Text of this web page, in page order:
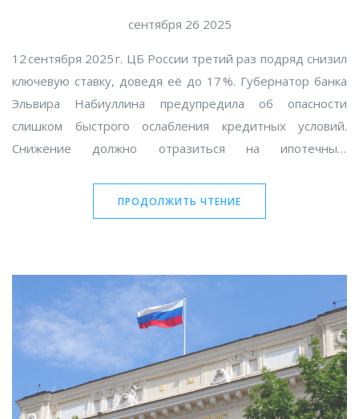
сентября 26 2025
12 сентября 2025 г. ЦБ России третий раз подряд снизил
ключевую ставку, доведя её до 17 %. Губернатор банка
Эльвира Набиуллина предупредила об опасности
слишком быстрого ослабления кредитных условий.
Снижение должно отразиться на ипотечных,
по вкладам упадут до 11‑14 %. Следующее заседание
ПРОДОЛЖИТЬ ЧТЕНИЕ